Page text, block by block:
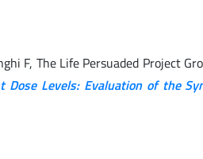
F, The Life Persuaded Project
Levels: Evaluation of the